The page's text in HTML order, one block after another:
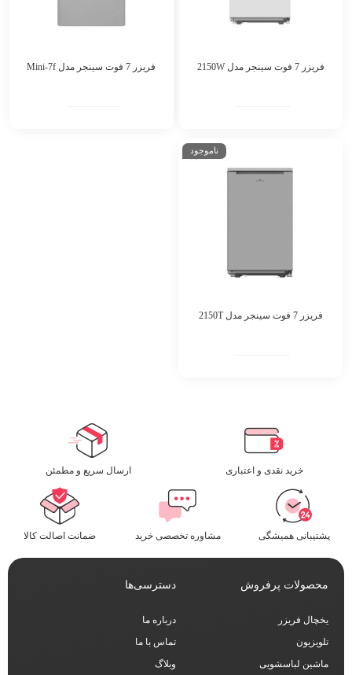
فریزر 7 فوت سینجر مدل 2150W فریزر 7 فوت سینجر مدل Mini-7f
ناموجود
فریزر 7 فوت سینجر مدل 2150T
خرید نقدی و اعتباری ارسال سریع و مطمئن​
پشتیبانی همیشگی مشاوره تخصصی خرید ضمانت اصالت کالا
محصولات پرفروش
یخچال فریزر
تلویزیون
ماشین لباسشویی
دسترسی‌ها
درباره ما
تماس با ما
وبلاگ